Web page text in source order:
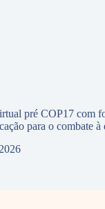
pré COP17 com
para o combate à